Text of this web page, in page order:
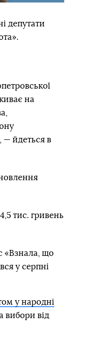
депутати
на
— йдеться в
тис. гривень
«Взнала, що
у серпні
у народні
вибори від